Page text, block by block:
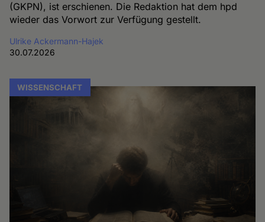
(GKPN), ist erschienen. Die Redaktion hat dem hpd
wieder das Vorwort zur Verfügung gestellt.
Ulrike Ackermann-Hajek
30.07.2026
WISSENSCHAFT